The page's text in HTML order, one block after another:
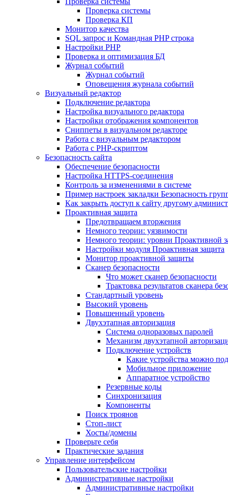
Проверка системы
Проверка КП
Монитор качества
SQL запрос и Командная PHP строка
Настройки PHP
Проверка и оптимизация БД
Журнал событий
Журнал событий
Оповещения журнала событий
Визуальный редактор
Подключение редактора
Настройка визуального редактора
Настройки отображения компонентов
Сниппеты в визуальном редакторе
Работа с визуальным редактором
Работа с PHP-скриптом
Безопасность сайта
Обеспечение безопасности
Настройка HTTPS-соединения
Контроль за изменениями в системе
Пример настроек закладки Безопасность
Как закрыть доступ к сайту другому
Проактивная защита
Предотвращаем вторжения
Немного теории: уязвимости
Немного теории: уровни Проактивной
Настройки модуля Проактивная защита
Монитор проактивной защиты
Сканер безопасности
Что может сканер безопасности
Трактовка результатов сканера
Стандартный уровень
Высокий уровень
Повышенный уровень
Двухэтапная авторизация
Система одноразовых паролей
Механизм двухэтапной
Подключение устройств
Какие устройства можно
Мобильное приложение
Аппаратное устройство
Резервные коды
Синхронизация
Компоненты
Поиск троянов
Стоп-лист
Хосты/домены
Проверьте себя
Практические задания
Управление интерфейсом
Пользовательские настройки
Административные настройки
Административные настройки